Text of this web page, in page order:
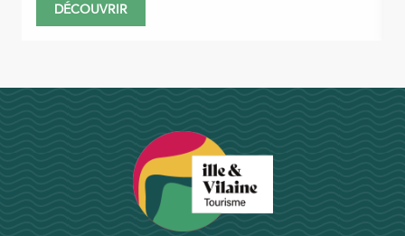
DÉCOUVRIR